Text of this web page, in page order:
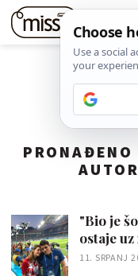
PRONAĐENO
"Bio je
ostaje
11. SRPANJ